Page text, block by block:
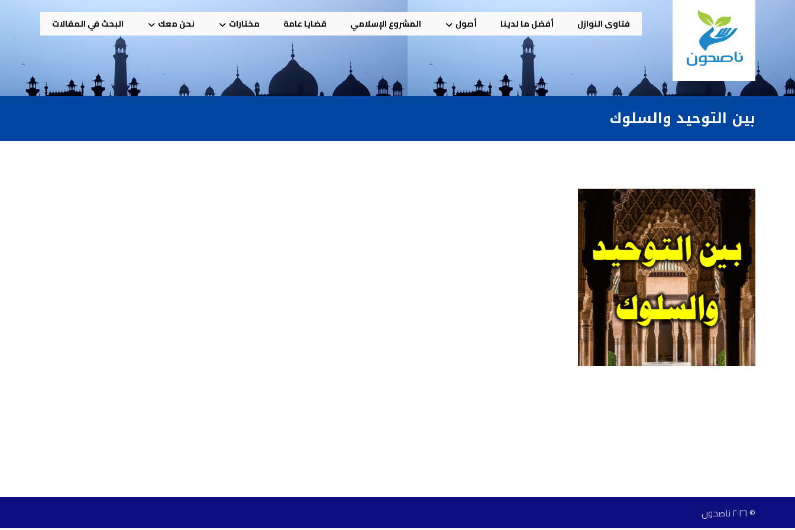
فتاوى النوازل أفضل ما لدينا أصول المشروع الإسلامي قضايا عامة مختارات نحن معك البحث في المقالات
بين التوحيد والسلوك
© ٢٠٢٦ ناصحون